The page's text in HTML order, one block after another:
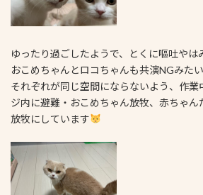
ゆったり過ごしたようで、とくに嘔吐やは
おこめちゃんとロコちゃんも共演NGみた
それぞれが同じ空間にならないよう、作業
ジ内に避難・おこめちゃん放牧、赤ちゃん
放牧にしています